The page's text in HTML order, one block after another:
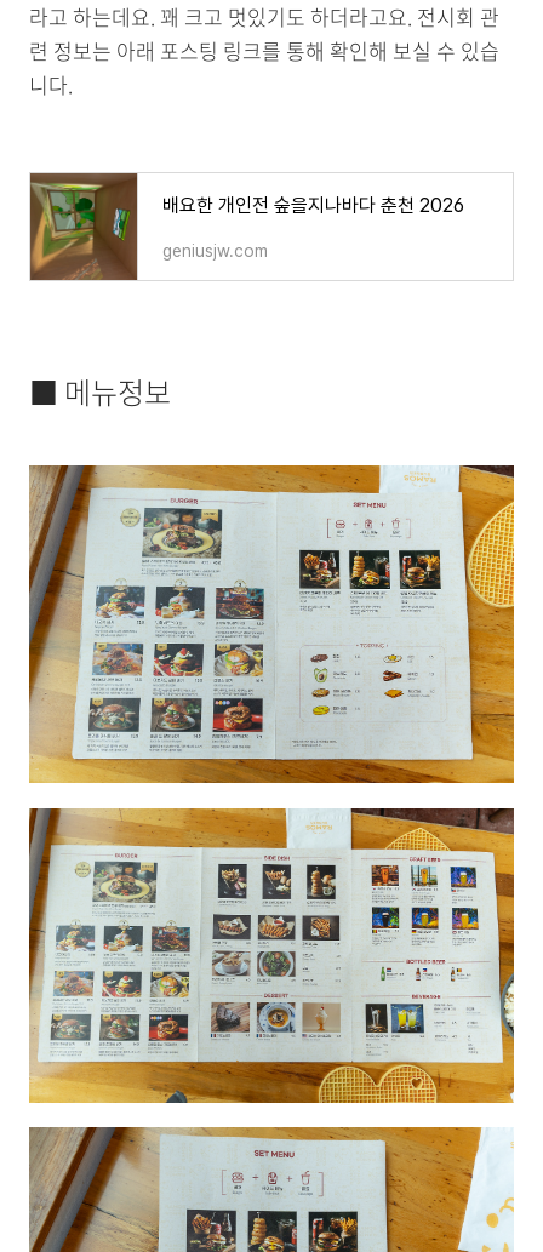
라고 하는데요. 꽤 크고 멋있기도 하더라고요. 전시회 관
련 정보는 아래 포스팅 링크를 통해 확인해 보실 수 있습
니다.
배요한 개인전 숲을지나바다 춘천 2026
geniusjw.com
■ 메뉴정보